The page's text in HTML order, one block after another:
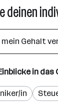
deinen
Gehalt
in das
in